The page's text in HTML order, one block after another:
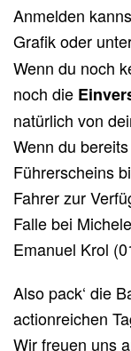
Anmelden
Grafik oder
Wenn du noch
noch die
natürlich von
Wenn du
Führerscheins
Fahrer zur
Falle bei
Emanuel Krol
Also pack‘ die
actionreichen
Wir freuen uns